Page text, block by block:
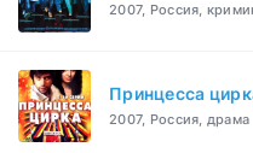
2007, Россия,
Принцесса
2007, Россия, драма